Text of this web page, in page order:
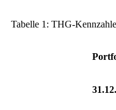
Tabelle 1: THG-